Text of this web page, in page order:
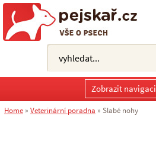
Zobrazit navigaci
Home » Veterinární poradna » Slabé nohy